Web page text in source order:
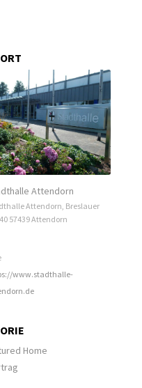
Attendorn
Attendorn, Breslauer
57439 Attendorn
www.stadthalle-
Home